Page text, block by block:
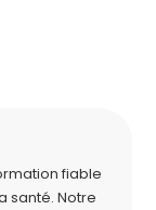
fiable
santé. Notre